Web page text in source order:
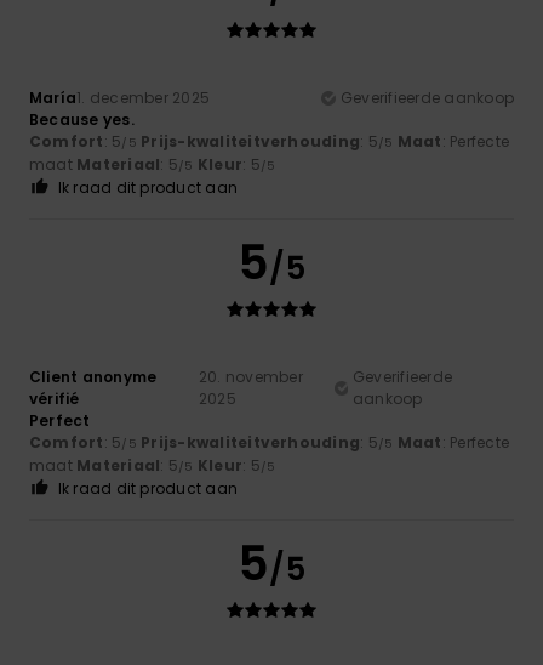
María1. december 2025
Geverifieerde aankoop
Because yes.
Comfort: 5/5 Prijs-kwaliteitverhouding: 5/5 Maat: Perfecte
maat Materiaal: 5/5 Kleur: 5/5
Ik raad dit product aan
5/5
Client anonyme
vérifié
20. november
2025
Geverifieerde
aankoop
Perfect
Comfort: 5/5 Prijs-kwaliteitverhouding: 5/5 Maat: Perfecte
maat Materiaal: 5/5 Kleur: 5/5
Ik raad dit product aan
5/5